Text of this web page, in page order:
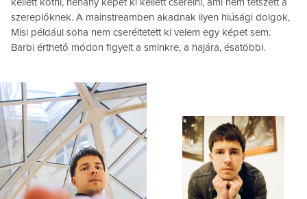
szereplőknek. A mainstreamben akadnak ilyen hiúsági dolgok,
Misi például soha nem cseréltetett ki velem egy képet sem.
Barbi érthető módon figyelt a sminkre, a hajára, ésatöbbi.